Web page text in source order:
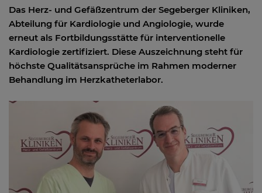
Das Herz- und Gefäßzentrum der Segeberger Kliniken,
Abteilung für Kardiologie und Angiologie, wurde
erneut als Fortbildungsstätte für interventionelle
Kardiologie zertifiziert. Diese Auszeichnung steht für
höchste Qualitätsansprüche im Rahmen moderner
Behandlung im Herzkatheterlabor.